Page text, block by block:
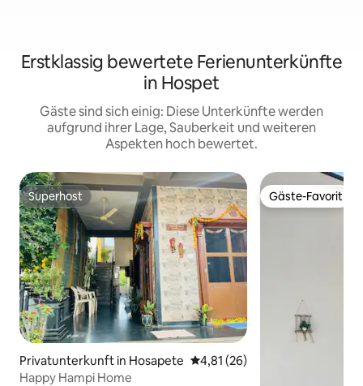
Erstklassig bewertete Ferienunterkünfte
in Hospet
Gäste sind sich einig: Diese Unterkünfte werden
aufgrund ihrer Lage, Sauberkeit und weiteren
Aspekten hoch bewertet.
Superhost
Superhost
Privatunterkunft in Hosapete Durchschnittliche Bewertung:
4,81 (26)
Happy Hampi Home
Gäste-Favorit
Gäste-Favorit